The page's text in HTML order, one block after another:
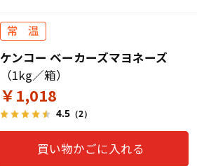
ケンコー ベーカーズマヨネーズ
（1kg／箱）
￥1,018
4.5（2）
買い物かごに入れる